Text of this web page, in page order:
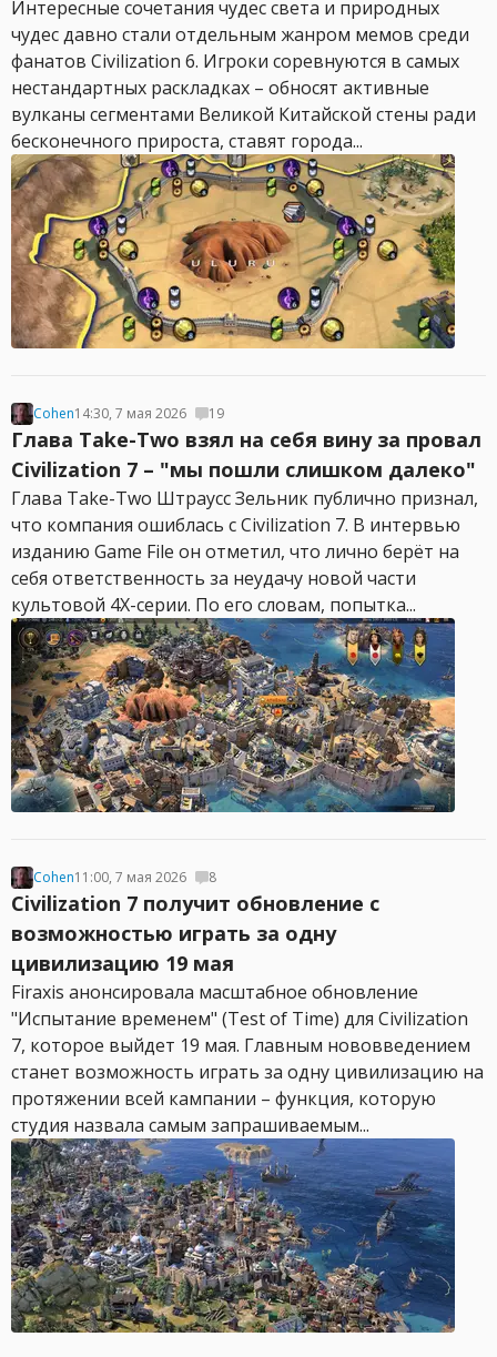
Интересные сочетания чудес света и природных
чудес давно стали отдельным жанром мемов среди
фанатов Civilization 6. Игроки соревнуются в самых
нестандартных раскладках – обносят активные
вулканы сегментами Великой Китайской стены ради
бесконечного прироста, ставят города...
Cohen14:30, 7 мая 2026 19
Глава Take-Two взял на себя вину за провал
Civilization 7 – "мы пошли слишком далеко"
Глава Take-Two Штраусс Зельник публично признал,
что компания ошиблась с Civilization 7. В интервью
изданию Game File он отметил, что лично берёт на
себя ответственность за неудачу новой части
культовой 4X-серии. По его словам, попытка...
Cohen11:00, 7 мая 2026 8
Civilization 7 получит обновление с
возможностью играть за одну
цивилизацию 19 мая
Firaxis анонсировала масштабное обновление
"Испытание временем" (Test of Time) для Civilization
7, которое выйдет 19 мая. Главным нововведением
станет возможность играть за одну цивилизацию на
протяжении всей кампании – функция, которую
студия назвала самым запрашиваемым...